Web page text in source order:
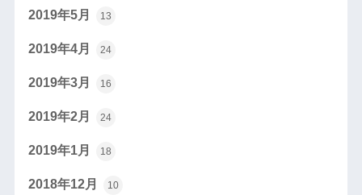
2019年5月 13
2019年4月 24
2019年3月 16
2019年2月 24
2019年1月 18
2018年12月 10